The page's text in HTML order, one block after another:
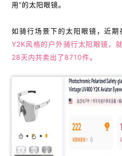
用”的太阳眼镜。
如骑行场景下的太阳眼镜，近
Y2K风格的户外骑行太阳眼镜，
28天内共卖出了8710件。